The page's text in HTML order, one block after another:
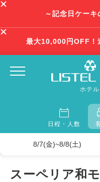
～記念日ケー
最大10,000円OFF！
ホテ
日程・人数
8/7(金)~8/8(土)
スーペリア和